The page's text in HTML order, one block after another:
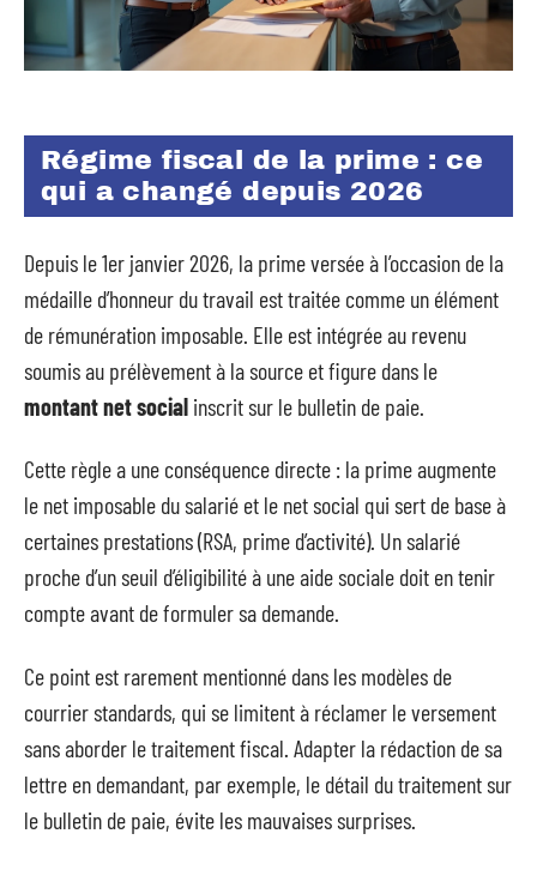
Régime fiscal de la prime : ce
qui a changé depuis 2026
Depuis le 1er janvier 2026, la prime versée à l’occasion de la
médaille d’honneur du travail est traitée comme un élément
de rémunération imposable. Elle est intégrée au revenu
soumis au prélèvement à la source et figure dans le
montant net social inscrit sur le bulletin de paie.
Cette règle a une conséquence directe : la prime augmente
le net imposable du salarié et le net social qui sert de base à
certaines prestations (RSA, prime d’activité). Un salarié
proche d’un seuil d’éligibilité à une aide sociale doit en tenir
compte avant de formuler sa demande.
Ce point est rarement mentionné dans les modèles de
courrier standards, qui se limitent à réclamer le versement
sans aborder le traitement fiscal. Adapter la rédaction de sa
lettre en demandant, par exemple, le détail du traitement sur
le bulletin de paie, évite les mauvaises surprises.